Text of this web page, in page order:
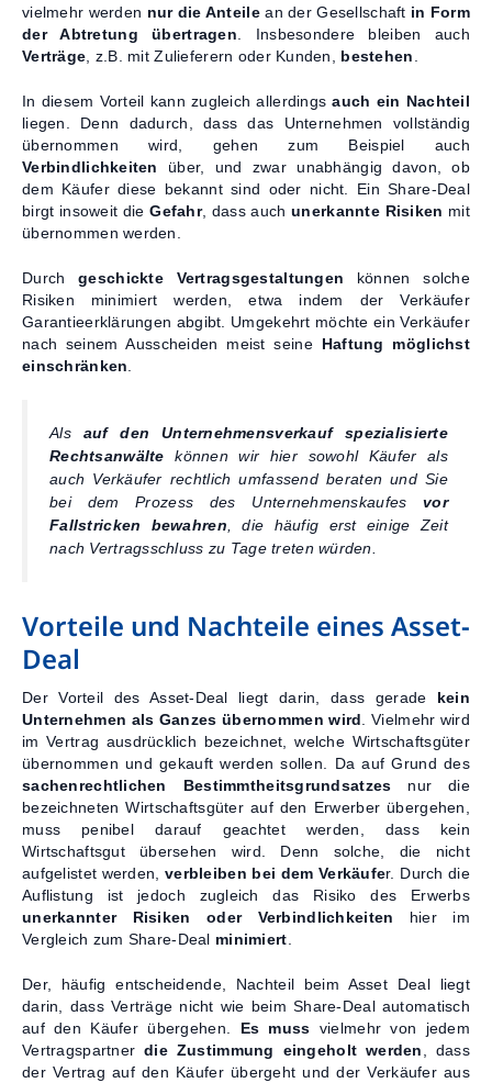
vielmehr werden nur die Anteilean der Gesellschaft in Form
der Abtretung übertragen . Insbesondere bleiben auch
Verträge , z.B. mit Zulieferern oder Kunden, bestehen
In diesem Vorteil kann zugleich allerdingsauch ein Nachteil
liegen. Denn dadurch, dass das Unternehmen vollständig
übernommen wird, gehen zum Beispiel auch
Verbindlichkeiten
über, und zwar unabhängig davon, ob
dem Käufer diese bekannt sind oder nicht. Ein Share-Deal
birgt insoweit dieGefahr, dass auchunerkannte Risiken mit
übernommen werden.
Durchgeschickte Vertragsgestaltungen können solche
Risiken minimiert werden, etwa indem der Verkäufer
Garantieerklärungen abgibt. Umgekehrt möchte ein Verkäufer
nach seinem Ausscheiden meist seine Haftung möglichst
einschränken
Als auf den Unternehmensverkauf spezialisierte
Rechtsanwälte können wir hier sowohl Käufer als
auch Verkäufer rechtlich umfassend beraten und Sie
bei dem Prozess des Unternehmenskaufes vor
Fallstricken bewahren , die häufig erst einige Zeit
nach Vertragsschluss zu Tage treten würden.
Vorteile und Nachteile eines Asset-
Deal
Der Vorteil des Asset-Deal liegt darin, dass gerade kein
Unternehmen als Ganzes übernommen wird . Vielmehr wird
im Vertrag ausdrücklich bezeichnet, welche Wirtschaftsgüter
übernommen und gekauft werden sollen. Da auf Grund des
sachenrechtlichen Bestimmtheitsgrundsatzes nur die
bezeichneten Wirtschaftsgüter auf den Erwerber übergehen,
muss penibel darauf geachtet werden, dass kein
Wirtschaftsgut übersehen wird. Denn solche, die nicht
aufgelistet werden,verbleiben bei dem Verkäufer. Durch die
Auflistung ist jedoch zugleich das Risiko des Erwerbs
unerkannter Risiken oder Verbindlichkeiten hier im
Vergleich zum Share-Deal minimiert
Der, häufig entscheidende, Nachteil beim Asset Deal liegt
darin, dass Verträge nicht wie beim Share-Deal automatisch
auf den Käufer übergehen. Es muss vielmehr von jedem
Vertragspartnerdie Zustimmung eingeholt werden
, dass
der Vertrag auf den Käufer übergeht und der Verkäufer aus